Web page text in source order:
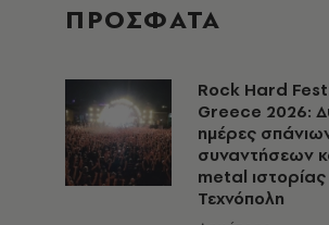
ΠΡΟΣΦΑΤΑ
Rock Hard
Greece 2026:
ημέρες
συναντήσεων
metal
Τεχνόπολη